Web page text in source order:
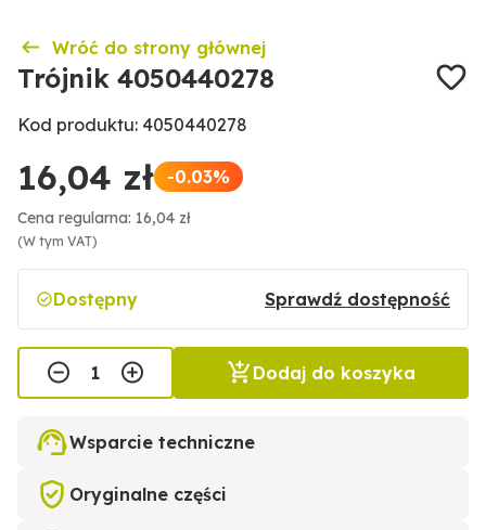
Wróć do strony głównej
Trójnik 4050440278
Kod produktu: 4050440278
16,04 zł -0.03%
Cena regularna: 16,04 zł
(W tym VAT)
Dostępny Sprawdź dostępność
Dodaj do koszyka
Wsparcie techniczne
Oryginalne części